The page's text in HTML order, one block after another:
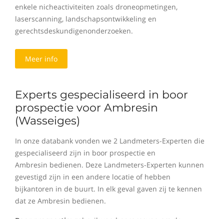
enkele nicheactiviteiten zoals droneopmetingen,
laserscanning, landschapsontwikkeling en
gerechtsdeskundigenonderzoeken.
Meer info
Experts gespecialiseerd in boor
prospectie voor Ambresin
(Wasseiges)
In onze databank vonden we 2 Landmeters-Experten die
gespecialiseerd zijn in boor prospectie en
Ambresin bedienen. Deze Landmeters-Experten kunnen
gevestigd zijn in een andere locatie of hebben
bijkantoren in de buurt. In elk geval gaven zij te kennen
dat ze Ambresin bedienen.